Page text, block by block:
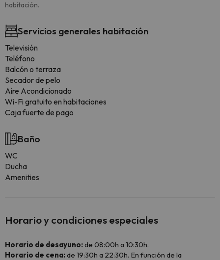
habitación.
Servicios generales habitación
Televisión
Teléfono
Balcón o terraza
Secador de pelo
Aire Acondicionado
Wi-Fi gratuito en habitaciones
Caja fuerte de pago
Baño
WC
Ducha
Amenities
Horario y condiciones especiales
Horario de desayuno:de 08:00h a 10:30h.
Horario de cena:de 19:30h a 22:30h. En función de la